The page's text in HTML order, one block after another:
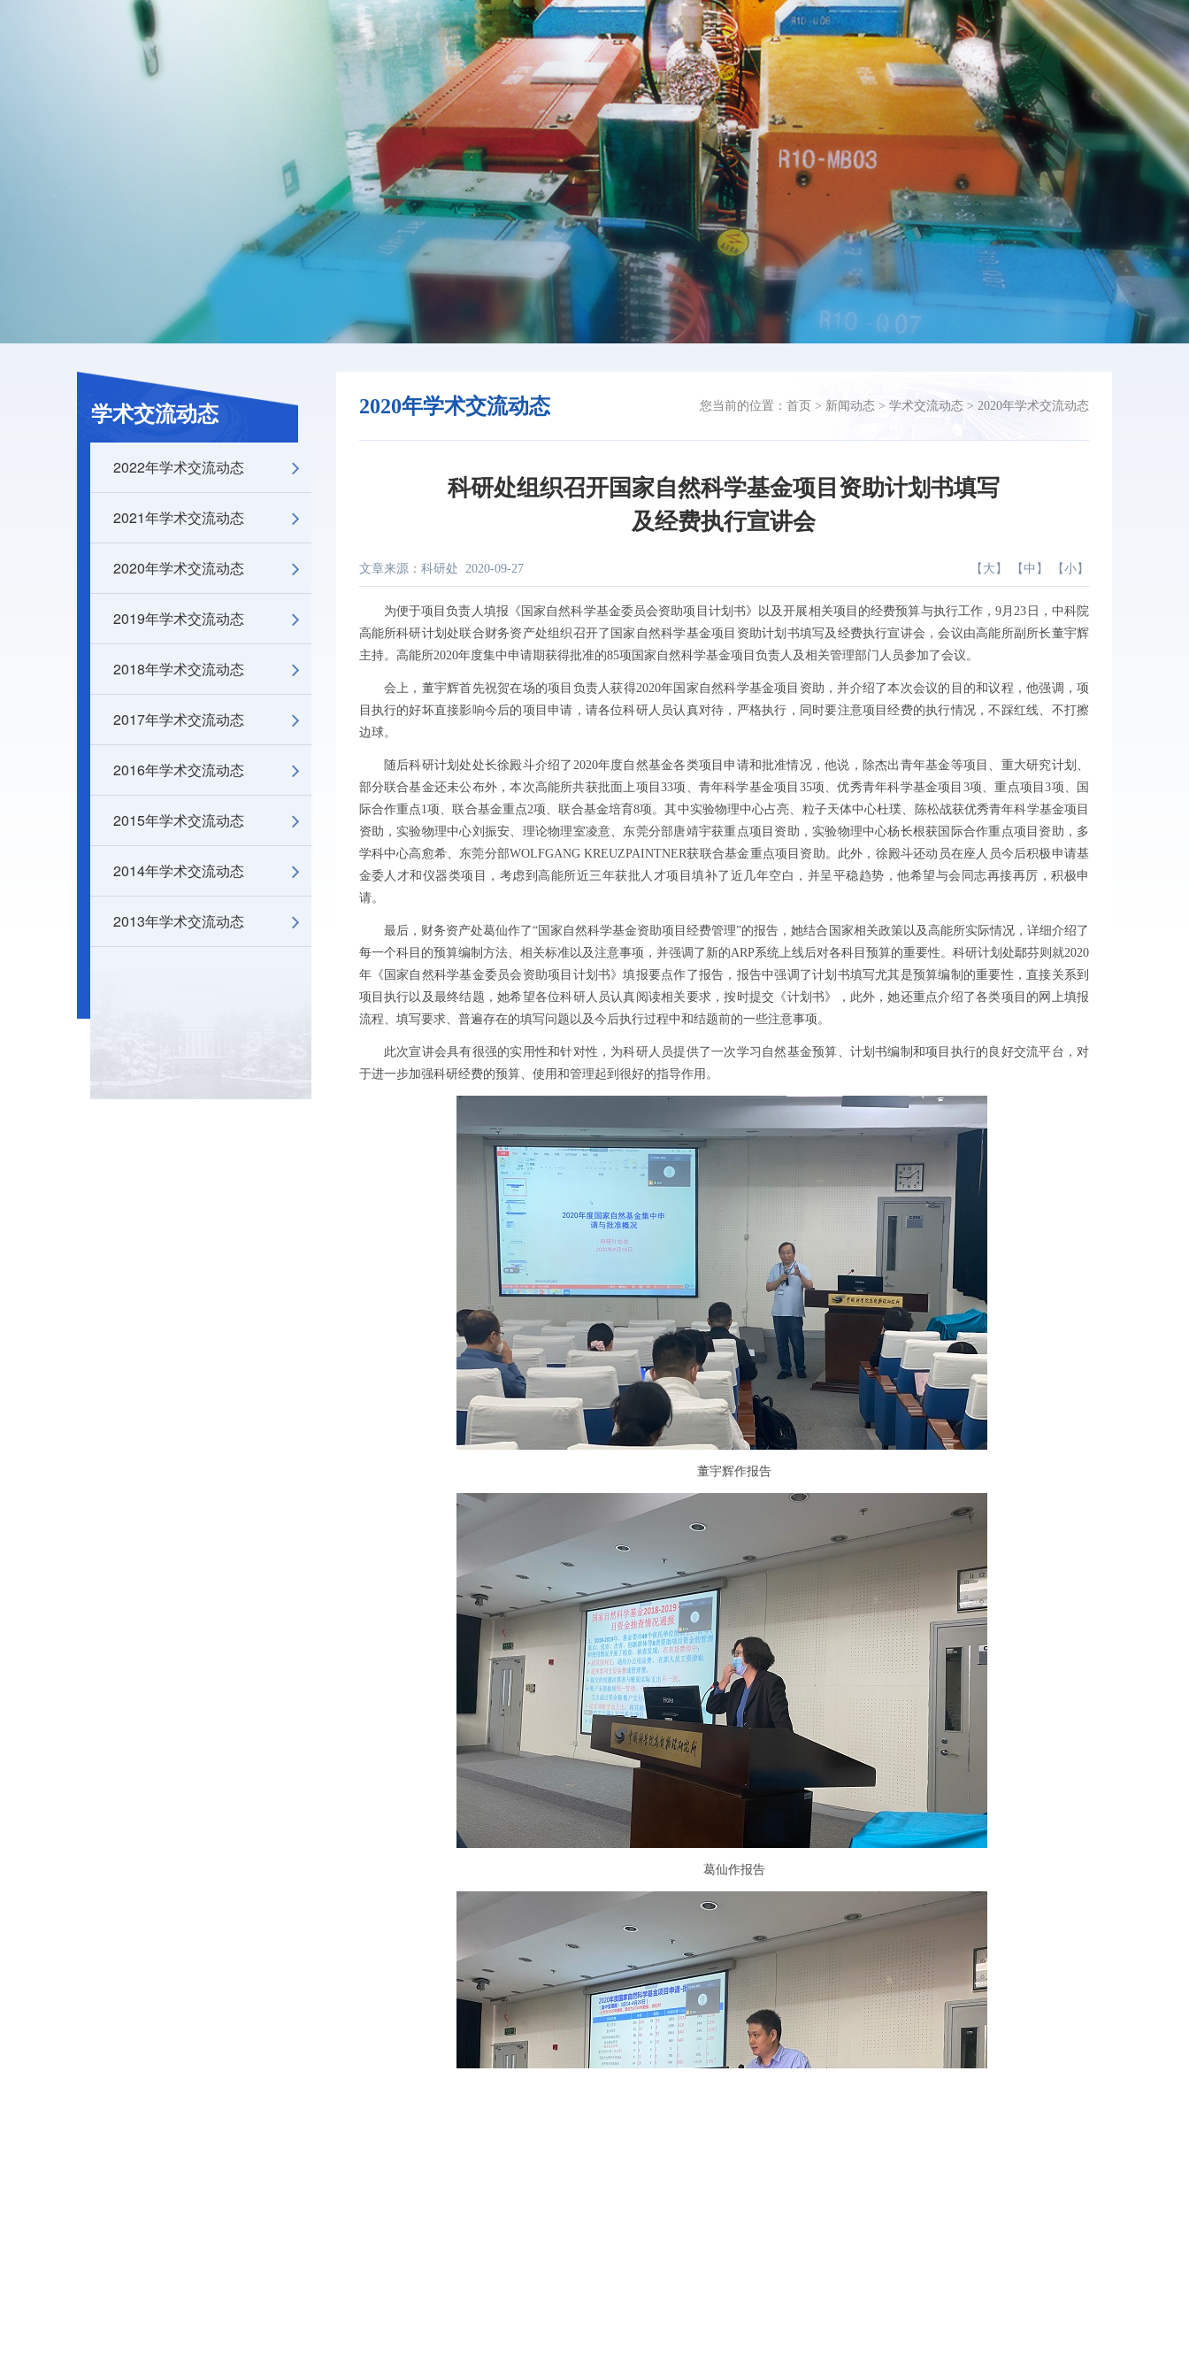
学术交流动态
2022年学术交流动态
2021年学术交流动态
2020年学术交流动态
2019年学术交流动态
2018年学术交流动态
2017年学术交流动态
2016年学术交流动态
2015年学术交流动态
2014年学术交流动态
2013年学术交流动态
2020年学术交流动态 您当前的位置： 首页 > 新闻动态 > 学术交流动态 > 2020年学术交流动态
科研处组织召开国家自然科学基金项目资助计划书填写
及经费执行宣讲会
文章来源：科研处 2020-09-27 【 大 】 【中 】 【小】
为便于项目负责人填报《国家自然科学基金委员会资助项目计划书》以及开展相关项目的经费预算与执行工作，9 月 23 日，中科院
高能所科研计划处联合财务资产处组织召开了国家自然科学基金项目资助计划书填写及经费执行宣讲会，会议由高能所副所长董宇辉
主持。高能所2020年度集中申请期获得批准的85项国家自然科学基金项目负责人及相关管理部门人员参加了会议。
会上，董宇辉首先祝贺在场的项目负责人获得2020年国家自然科学基金项目资助，并介绍了本次会议的目的和议程，他强调，项
目执行的好坏直接影响今后的项目申请，请各位科研人员认真对待，严格执行，同时要注意项目经费的执行情况，不踩红线、不打擦
边球。
随后科研计划处处长徐殿斗介绍了 2020年度自然基金各类项目申请和批准情况，他说，除杰出青年基金等项目、重大研究计划、
部分联合基金还未公布外，本次高能所共获批面上项目33项、青年科学基金项目 35项、优秀青年科学基金项目 3项、重点项目3项、国
际合作重点1项、联合基金重点2项、联合基金培育8项。其中实验物理中心占亮、粒子天体中心杜璞、陈松战获优秀青年科学基金项目
资助，实验物理中心刘振安、理论物理室凌意、东莞分部唐靖宇获重点项目资助，实验物理中心杨长根获国际合作重点项目资助，多
学科中心高愈希、东莞分部WOLFGANG KREUZPAINTNER获联合基金重点项目资助。此外，徐殿斗还动员在座人员今后积极申请基
金委人才和仪器类项目，考虑到高能所近三年获批人才项目填补了近几年空白，并呈平稳趋势，他希望与会同志再接再厉，积极申
请。
最后，财务资产处葛仙作了“国家自然科学基金资助项目经费管理”的报告，她结合国家相关政策以及高能所实际情况，详细介绍了
每一个科目的预算编制方法、相关标准以及注意事项，并强调了新的ARP系统上线后对各科目预算的重要性。科研计划处鄢芬则就2020
年《国家自然科学基金委员会资助项目计划书》填报要点作了报告，报告中强调了计划书填写尤其是预算编制的重要性，直接关系到
项目执行以及最终结题，她希望各位科研人员认真阅读相关要求，按时提交《计划书》，此外，她还重点介绍了各类项目的网上填报
流程、填写要求、普遍存在的填写问题以及今后执行过程中和结题前的一些注意事项。
此次宣讲会具有很强的实用性和针对性，为科研人员提供了一次学习自然基金预算、计划书编制和项目执行的良好交流平台，对
于进一步加强科研经费的预算、使用和管理起到很好的指导作用。
董宇辉作报告
葛仙作报告